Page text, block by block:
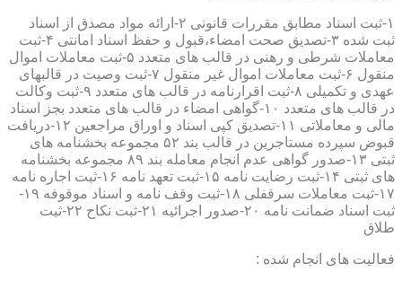
۱-ثبت اسناد مطابق مقررات قانونی ۲-ارائه مواد مصدق از اسناد
ثبت شده ۳-تصدیق صحت امضاء،قبول و حفظ اسناد امانتی ۴-ثبت
معاملات شرطی و رهنی در قالب های متعدد ۵-ثبت معاملات اموال
منقول ۶-ثبت معاملات اموال غیر منقول ۷-ثبت وصیت در قالبهای
عهدی و تکمیلی ۸-ثبت اقرارنامه در قالب های متعدد ۹-ثبت وکالت
در قالب های متعدد ۱۰-گواهی امضاء در قالب های متعدد بجز اسناد
مالی و معاملاتی ۱۱-تصدیق کپی اسناد و اوراق مراجعین ۱۲-دریافت
قبوض سپرده مستاجرین در قالب بند ۵۲ مجموعه بخشنامه های
ثبتی ۱۳-صدور گواهی عدم انجام معامله بند ۸۹ مجموعه بخشنامه
های ثبتی ۱۴-ثبت رضایت نامه ۱۵-ثبت تعهد نامه ۱۶-ثبت اجاره نامه
۱۷-ثبت معاملات سرقفلی ۱۸-ثبت وقف نامه و اسناد موقوفه ۱۹-
ثبت اسناد ضمانت نامه ۲۰-صدور اجرائیه ۲۱-ثبت نکاح ۲۲-ثبت
طلاق
فعالیت های انجام شده :